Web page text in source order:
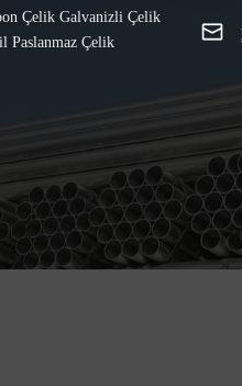
Çelik Galvanizli Çelik
Paslanmaz Çelik